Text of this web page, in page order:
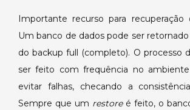
Importante recurso para recuperação
Um banco de dados pode ser
do backup full (completo). O processo
ser feito com frequência no
evitar falhas, checando a
Sempre que um restore é feito, o